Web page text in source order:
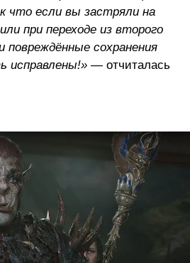
что если вы застряли на
при переходе из второго
сохранения
исправлены!»— отчиталась